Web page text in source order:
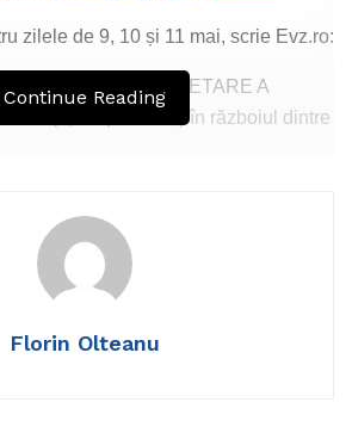
zilele de 9, 10 și 11 mai, scrie Evz.ro:
că va exista o ÎNCETARE A
(9, 10 și 11 mai) în războiul dintre
și un schimb de 1.000 de
țară.
Continue Reading
Florin Olteanu